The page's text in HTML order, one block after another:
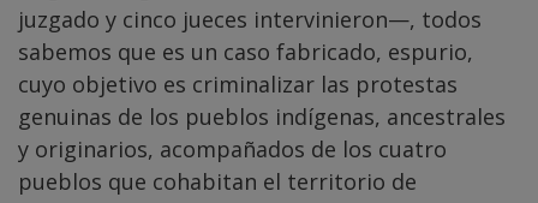
juzgado y cinco jueces intervinieron—, todos
sabemos que es un caso fabricado, espurio,
cuyo objetivo es criminalizar las protestas
genuinas de los pueblos indígenas, ancestrales
y originarios, acompañados de los cuatro
pueblos que cohabitan el territorio de